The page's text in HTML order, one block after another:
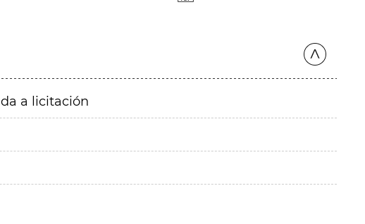
a licitación